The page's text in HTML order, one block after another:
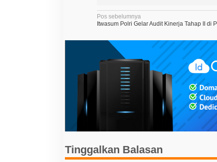
N
v
g
o
s
Pos sebelumnya
Itwasum Polri Gelar Audit Kinerja Tahap II di
Tinggalkan Balasan